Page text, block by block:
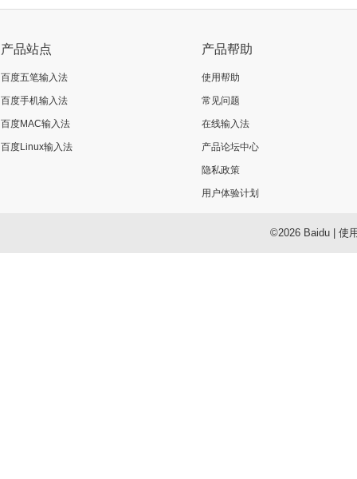
产品站点
百度五笔输入法
百度手机输入法
百度MAC输入法
百度Linux输入法
产品帮助
使用帮助
常见问题
在线输入法
产品论坛中心
隐私政策
用户体验计划
©2026 Baidu| 使